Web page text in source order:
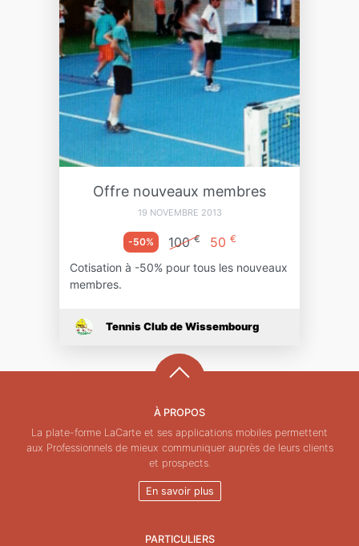
Offre nouveaux membres
19 NOVEMBRE 2013
-50% 100€ 50 €
Cotisation à -50% pour tous les nouveaux
membres.
Tennis Club de Wissembourg
À PROPOS
La plate-forme LaCarte et ses applications mobiles permettent
aux Professionnels de mieux communiquer auprès de leurs clients
et prospects.
En savoir plus
PARTICULIERS